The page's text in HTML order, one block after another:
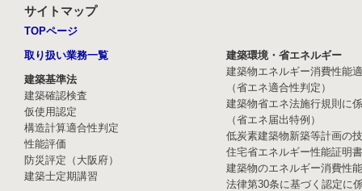
サイトマップ
TOPページ
取り扱い業務一覧
建築基準法
建築確認検査
仮使用認定
構造計算適合性判定
性能評価
防災評定（大阪府）
建築士定期講習
建築環境・省エネルギー
建築物エネルギー消費性能
（省エネ適合性判定）
建築物省エネ法施行規則に
（省エネ届出特例）
低炭素建築物新築等計画の
住宅省エネルギー性能証明
建築物のエネルギー消費性
法律第30条に基づく認定に